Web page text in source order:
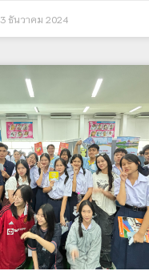
3 ธันวาคม 2024